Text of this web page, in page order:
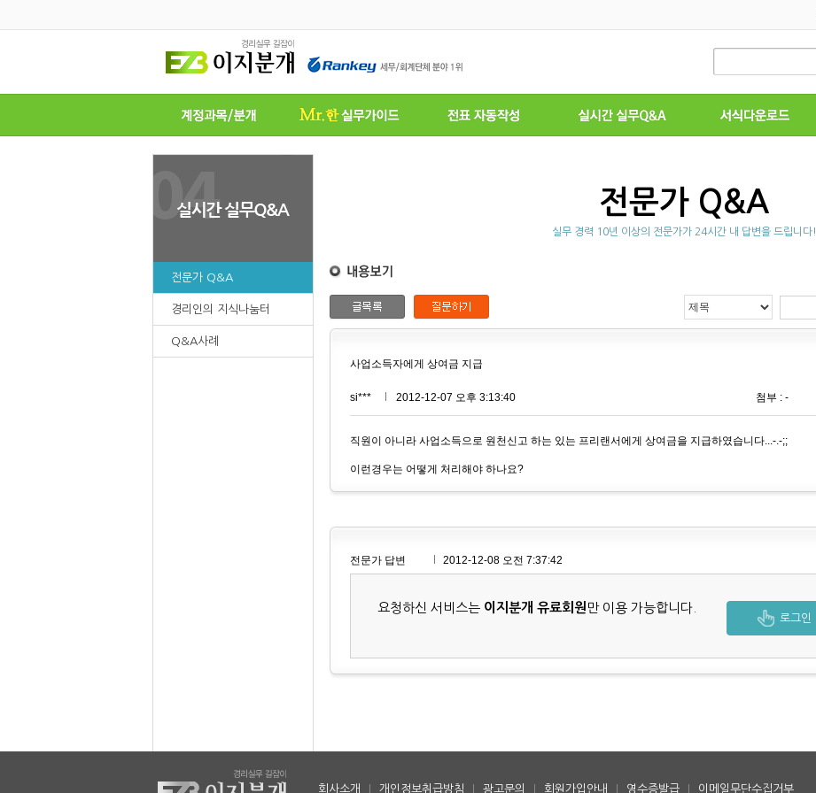
전문가 Q&A
경리인의 지식나눔터
Q&A사례
전문가 Q&A
실무 경력 10년 이상의 전문가가 24시간 내 답변을 드립니다!
사업소득자에게 상여금 지급
si*** 2012-12-07 오후 3:13:40 첨부 : -
직원이 아니라 사업소득으로 원천신고 하는 있는 프리랜서에게 상여금을 지급하였습니다...-.-;;
이런경우는 어떻게 처리해야 하나요?
전문가 답변 2012-12-08 오전 7:37:42
요청하신 서비스는 이지분개 유료회원 만 이용 가능합니다.
로그인
회사소개 개인정보취급방침 광고문의 회원가입안내 영수증발급 이메일무단수집거부